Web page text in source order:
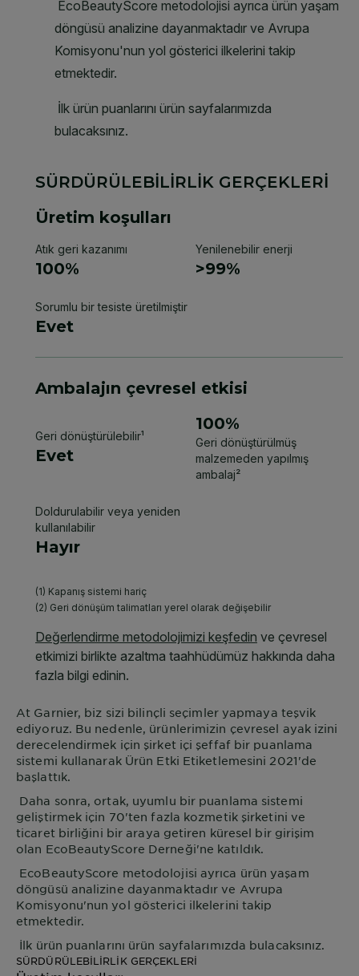
At Garnier, biz sizi bilinçli seçimler yapmaya teşvik
ediyoruz. Bu nedenle, ürünlerimizin çevresel ayak izini
derecelendirmek için şirket içi şeffaf bir puanlama
sistemi kullanarak Ürün Etki Etiketlemesini 2021'de
başlattık.
Daha sonra, ortak, uyumlu bir puanlama sistemi
geliştirmek için 70'ten fazla kozmetik şirketini ve
ticaret birliğini bir araya getiren küresel bir girişim
olan EcoBeautyScore Derneği'ne katıldık.
EcoBeautyScore metodolojisi ayrıca ürün yaşam
döngüsü analizine dayanmaktadır ve Avrupa
Komisyonu'nun yol gösterici ilkelerini takip
etmektedir.
İlk ürün puanlarını ürün sayfalarımızda bulacaksınız.
SÜRDÜRÜLEBİLİRLİK GERÇEKLERİ